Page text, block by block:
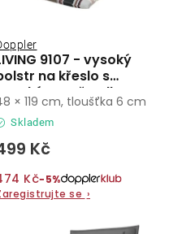
9107 - vysoký
na křeslo s
vysokým opěradlem
Skladem
Kč
Kč−5%
se ›
× 119 cm, tloušťka 6 cm